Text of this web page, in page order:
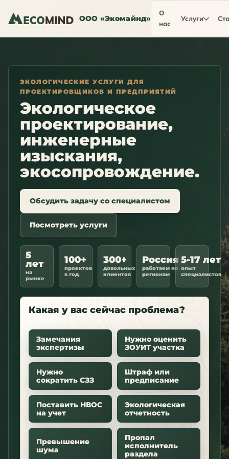
ООО «Экомайнд»
О
нас
Услуги
ЭКОЛОГИЧЕСКИЕ УСЛУГИ ДЛЯ
ПРОЕКТИРОВЩИКОВ И ПРЕДПРИЯТИЙ
Экологическое
проектирование,
инженерные
изыскания,
экосопровождение.
Обсудить задачу со специалистом
Посмотреть услуги
5
лет
на
рынке
100+
проектов
в год
300+
довольных
клиентов
Россия
работаем по
регионам
5-17 лет
опыт
специалистов
Какая у вас сейчас проблема?
Замечания
экспертизы
Нужно оценить
ЗОУИТ участка
Нужно
сократить СЗЗ
Штраф или
предписание
Поставить НВОС
на учет
Экологическая
отчетность
Превышение
шума
Пропал
исполнитель
раздела